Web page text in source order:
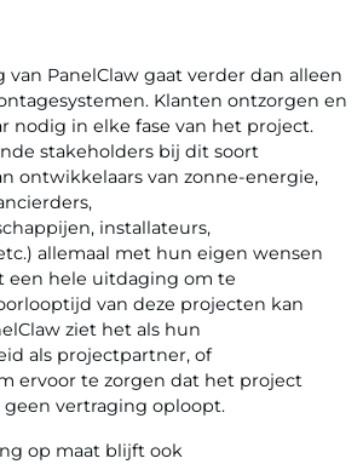
PanelClaw gaat verder dan alleen
Klanten ontzorgen en
nodig in elke fase van het project.
stakeholders bij dit soort
ontwikkelaars van zonne-energie,
installateurs,
allemaal met hun eigen wensen
een hele uitdaging om te
van deze projecten kan
ziet het als hun
als projectpartner, of
ervoor te zorgen dat het project
vertraging oploopt.
op maat blijft ook